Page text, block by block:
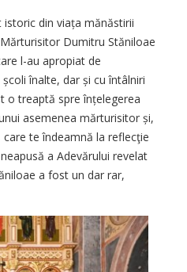
din viața mănăstirii
Dumitru Stăniloae
l-au apropiat de
înalte, dar și cu întâlniri
o treaptă spre înțele­ge­rea
asemenea mărturisitor și,
te îndeamnă la reflecţie
a Adevărului revelat
a fost un dar rar,